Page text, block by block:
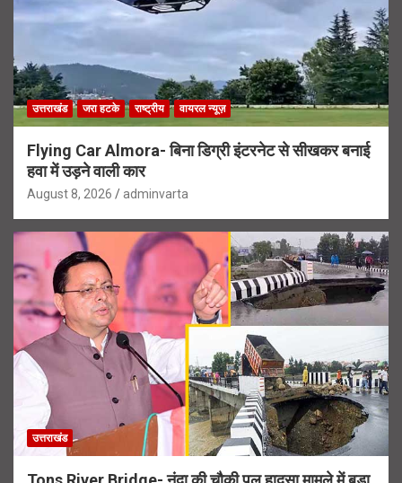
उत्तराखंड जरा हटके राष्ट्रीय वायरल न्यूज़
Flying Car Almora- बिना डिग्री इंटरनेट से सीखकर बनाई
हवा में उड़ने वाली कार
August 8, 2026 adminvarta
उत्तराखंड